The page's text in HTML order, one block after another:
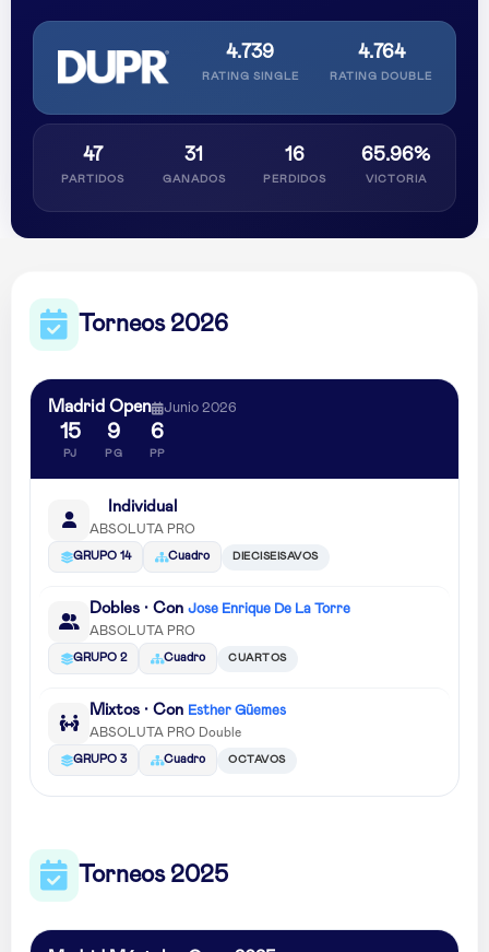
4.739
RATING SINGLE
4.764
RATING DOUBLE
47
PARTIDOS
31
GANADOS
16
PERDIDOS
65.96%
VICTORIA
Torneos 2026
Madrid Open Junio 2026
15
PJ
9
PG
6
PP
Individual
ABSOLUTA PRO
GRUPO 14 Cuadro DIECISEISAVOS
Dobles · Con Jose Enrique De La Torre
ABSOLUTA PRO
GRUPO 2 Cuadro CUARTOS
Mixtos · Con Esther Güemes
ABSOLUTA PRO Double
GRUPO 3 Cuadro OCTAVOS
Torneos 2025